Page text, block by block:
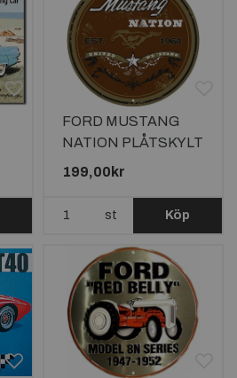
FORD MUSTANG
NATION PLÅTSKYLT
30cm
199,00kr
st Köp